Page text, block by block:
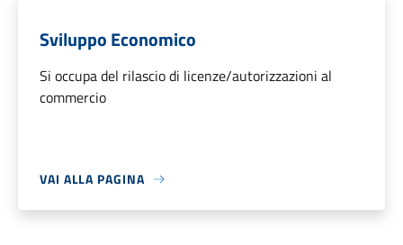
Sviluppo Economico
Si occupa del rilascio di licenze/autorizzazioni al
commercio
VAI ALLA PAGINA